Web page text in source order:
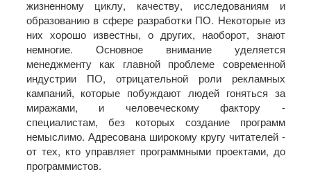
жизненному циклу, качеству, исследованиям и
образованию в сфере разработки ПО. Некоторые из
них хорошо известны, о других, наоборот, знают
немногие. Основное внимание уделяется
менеджменту как главной проблеме современной
индустрии ПО, отрицательной роли рекламных
кампаний, которые побуждают людей гоняться за
миражами, и человеческому фактору -
специалистам, без которых создание программ
немыслимо. Адресована широкому кругу читателей -
от тех, кто управляет программными проектами, до
программистов.